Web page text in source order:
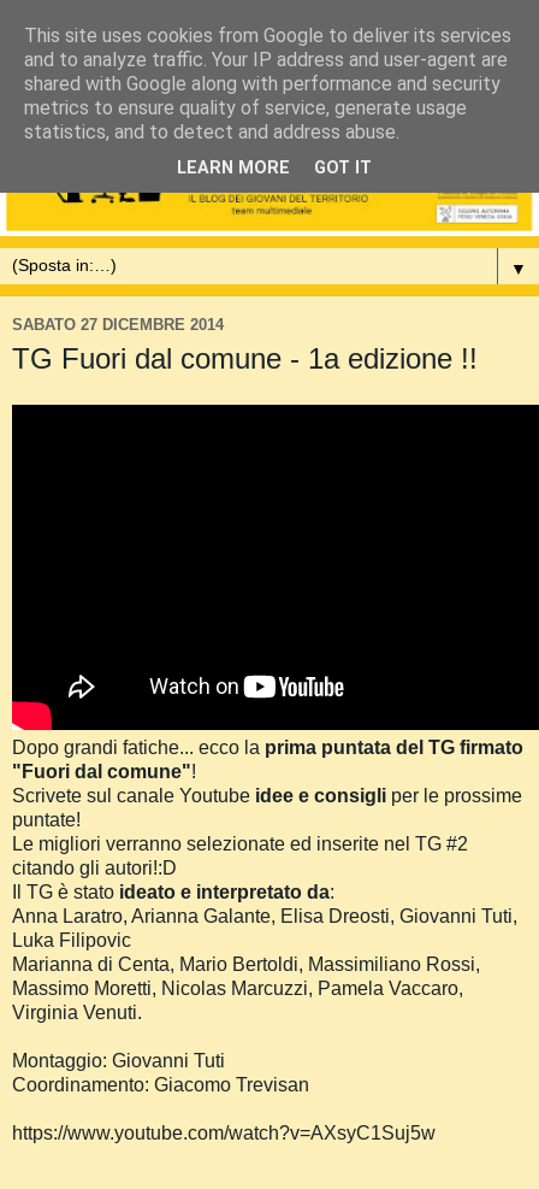
▼
SABATO 27 DICEMBRE 2014
TG Fuori dal comune - 1a edizione !!
Dopo grandi fatiche... ecco la prima puntata del TG firmato
"Fuori dal comune"!
Scrivete sul canale Youtube idee e consigli per le prossime
puntate!
Le migliori verranno selezionate ed inserite nel TG #2
citando gli autori!:D
Il TG è stato ideato e interpretato da:
Anna Laratro, Arianna Galante, Elisa Dreosti, Giovanni Tuti,
Luka Filipovic
Marianna di Centa, Mario Bertoldi, Massimiliano Rossi,
Massimo Moretti, Nicolas Marcuzzi, Pamela Vaccaro,
Virginia Venuti.
Montaggio: Giovanni Tuti
Coordinamento: Giacomo Trevisan
https://www.youtube.com/watch?v=AXsyC1Suj5w
This site uses cookies from Google to deliver its services
and to analyze traffic. Your IP address and user-agent are
shared with Google along with performance and security
metrics to ensure quality of service, generate usage
statistics, and to detect and address abuse.
LEARN MORE GOT IT